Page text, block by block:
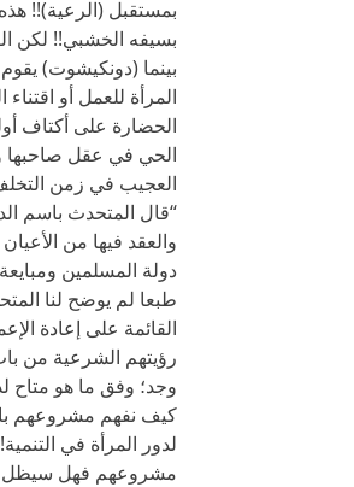
بمستقبل (الرعية)!!
بسيفه الخشبي!! لكن
بينما (دونكيشوت)
المرأة للعمل أو
الحضارة على أكتاف
الحي في عقل صاحبها
العجيب في زمن
“قال المتحدث باسم
والعقد فيها من
دولة المسلمين
طبعا لم يوضح لنا
القائمة على إعادة
رؤيتهم الشرعية من
وجد؛ وفق ما هو متاح
كيف نفهم مشروعهم
لدور المرأة في
مشروعهم فهل سيظل